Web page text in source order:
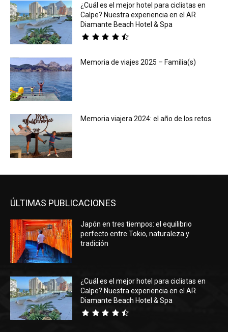
¿Cuál es el mejor hotel para ciclistas en
Calpe? Nuestra experiencia en el AR
Diamante Beach Hotel & Spa
Memoria de viajes 2025 – Familia(s)
Memoria viajera 2024: el año de los retos
ÚLTIMAS PUBLICACIONES
Japón en tres tiempos: el equilibrio
perfecto entre Tokio, naturaleza y
tradición
¿Cuál es el mejor hotel para ciclistas en
Calpe? Nuestra experiencia en el AR
Diamante Beach Hotel & Spa